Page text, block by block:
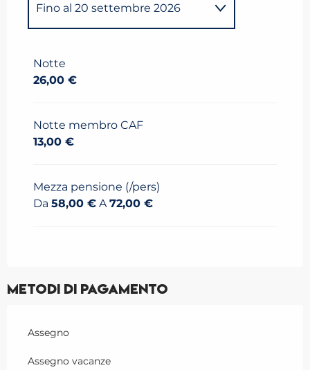
Fino al 20 settembre 2026
Notte
26,00 €
Notte membro CAF
13,00 €
Mezza pensione (/pers)
Da 58,00 € A72,00 €
Metodi di pagamento
Assegno
Assegno vacanze